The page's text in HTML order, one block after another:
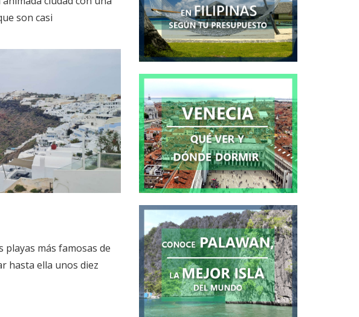
son casi
playas más famosas de
hasta ella unos diez